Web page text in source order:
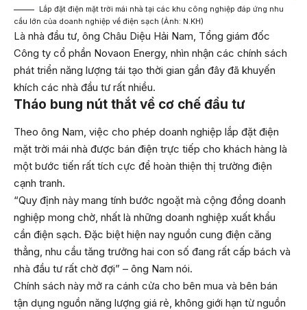
Lắp đặt điện mặt trời mái nhà tại các khu công nghiệp đáp ứng nhu
cầu lớn của doanh nghiệp về điện sạch (Ảnh: N.KH)
Là nhà đầu tư, ông Châu Diệu Hải Nam, Tổng giám đốc
Công ty cổ phần Novaon Energy, nhìn nhận các chính sách
phát triển năng lượng tái tạo thời gian gần đây đã khuyến
khích các nhà đầu tư rất nhiều.
Tháo bung nút thắt về cơ chế đầu tư
Theo ông Nam, việc cho phép doanh nghiệp lắp đặt điện
mặt trời mái nhà được bán điện trực tiếp cho khách hàng là
một bước tiến rất tích cực để hoàn thiện thị trường điện
cạnh tranh.
“Quy định này mang tính bước ngoặt mà cộng đồng doanh
nghiệp mong chờ, nhất là những doanh nghiệp xuất khẩu
cần điện sạch. Đặc biệt hiện nay nguồn cung điện căng
thẳng, nhu cầu tăng trưởng hai con số đang rất cấp bách và
nhà đầu tư rất chờ đợi” – ông Nam nói.
Chính sách này mở ra cánh cửa cho bên mua và bên bán
tận dụng nguồn năng lượng giá rẻ, không giới hạn từ nguồn